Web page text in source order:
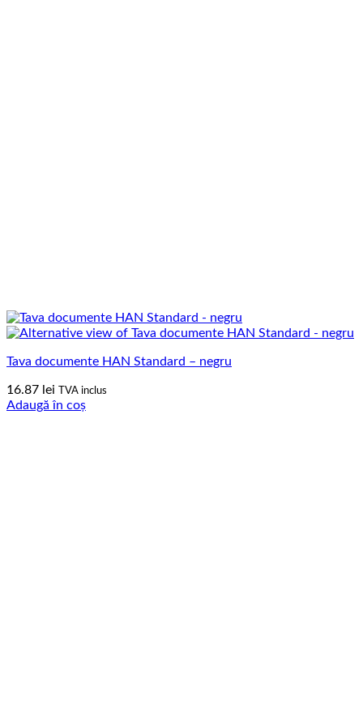
Tava documente HAN Standard – negru
16.87 lei TVA inclus
Adaugă în coș